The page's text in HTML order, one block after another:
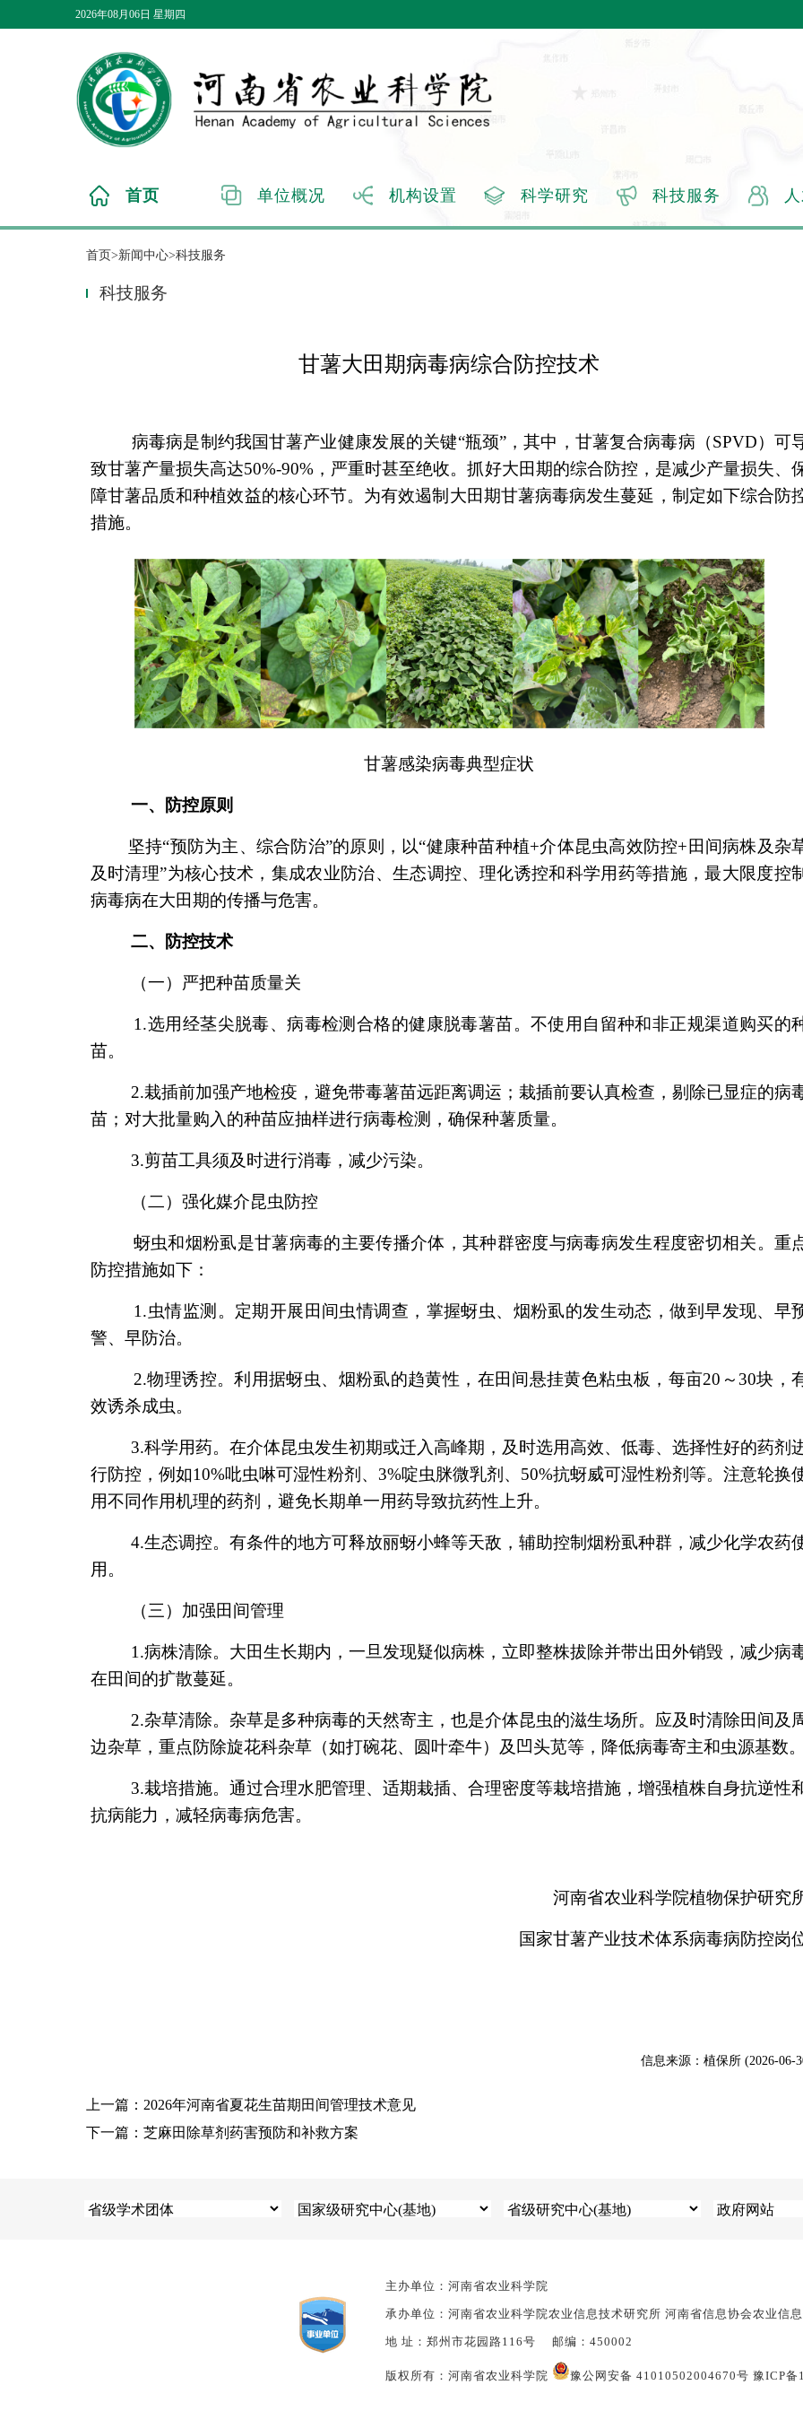
2026年08月06日 星期四
首页 单位概况 机构设置 科学研究 科技服务
首页>新闻中心>科技服务
科技服务
甘薯大田期病毒病综合防控技术
病毒病是制约我国甘薯产业健康发展的关键“瓶颈”，其中，甘薯复合病毒病（SPVD）可
致甘薯产量损失高达50%-90%，严重时甚至绝收。抓好大田期的综合防控，是减少产量损失、
障甘薯品质和种植效益的核心环节。为有效遏制大田期甘薯病毒病发生蔓延，制定如下综合防
措施。
甘薯感染病毒典型症状
一、防控原则
坚持“预防为主、综合防治”的原则，以“健康种苗种植+介体昆虫高效防控+田间病株及杂
及时清理”为核心技术，集成农业防治、生态调控、理化诱控和科学用药等措施，最大限度控制
病毒病在大田期的传播与危害。
二、防控技术
（一）严把种苗质量关
1.选用经茎尖脱毒、病毒检测合格的健康脱毒薯苗。不使用自留种和非正规渠道购买的
苗。
2.栽插前加强产地检疫，避免带毒薯苗远距离调运；栽插前要认真检查，剔除已显症的病
苗；对大批量购入的种苗应抽样进行病毒检测，确保种薯质量。
3.剪苗工具须及时进行消毒，减少污染。
（二）强化媒介昆虫防控
蚜虫和烟粉虱是甘薯病毒的主要传播介体，其种群密度与病毒病发生程度密切相关。重
防控措施如下：
1.虫情监测。定期开展田间虫情调查，掌握蚜虫、烟粉虱的发生动态，做到早发现、早
警、早防治。
2.物理诱控。利用据蚜虫、烟粉虱的趋黄性，在田间悬挂黄色粘虫板，每亩20～30块，
效诱杀成虫。
3.科学用药。在介体昆虫发生初期或迁入高峰期，及时选用高效、低毒、选择性好的药剂
行防控，例如10%吡虫啉可湿性粉剂、3%啶虫脒微乳剂、50%抗蚜威可湿性粉剂等。注意轮换
用不同作用机理的药剂，避免长期单一用药导致抗药性上升。
4.生态调控。有条件的地方可释放丽蚜小蜂等天敌，辅助控制烟粉虱种群，减少化学农药
用。
（三）加强田间管理
1.病株清除。大田生长期内，一旦发现疑似病株，立即整株拔除并带出田外销毁，减少病
在田间的扩散蔓延。
2.杂草清除。杂草是多种病毒的天然寄主，也是介体昆虫的滋生场所。应及时清除田间及
边杂草，重点防除旋花科杂草（如打碗花、圆叶牵牛）及凹头苋等，降低病毒寄主和虫源基数。
3.栽培措施。通过合理水肥管理、适期栽插、合理密度等栽培措施，增强植株自身抗逆性
抗病能力，减轻病毒病危害。
河南省农业科学院植物保护研究
国家甘薯产业技术体系病毒病防控岗
信息来源：植保所 (2026-06-
上一篇：2026年河南省夏花生苗期田间管理技术意见
下一篇：芝麻田除草剂药害预防和补救方案
主办单位：河南省农业科学院
承办单位：河南省农业科学院农业信息技术研究所 河南省信息协会农业信
地 址：郑州市花园路116号 邮编：450002
版权所有：河南省农业科学院 豫公网安备 41010502004670号 豫ICP备